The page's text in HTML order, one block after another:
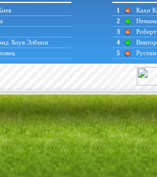
Хоув Элбион
1
Кахи
2
3
4
5